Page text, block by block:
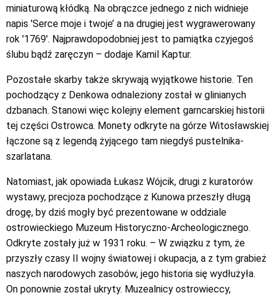
miniaturową kłódką. Na obrączce jednego z nich widnieje
napis 'Serce moje i twoje’ a na drugiej jest wygrawerowany
rok '1769′. Najprawdopodobniej jest to pamiątka czyjegoś
ślubu bądź zaręczyn – dodaje Kamil Kaptur.
Pozostałe skarby także skrywają wyjątkowe historie. Ten
pochodzący z Denkowa odnaleziony został w glinianych
dzbanach. Stanowi więc kolejny element garncarskiej historii
tej części Ostrowca. Monety odkryte na górze Witosławskiej
łączone są z legendą żyjącego tam niegdyś pustelnika-
szarlatana.
Natomiast, jak opowiada Łukasz Wójcik, drugi z kuratorów
wystawy, precjoza pochodzące z Kunowa przeszły długą
drogę, by dziś mogły być prezentowane w oddziale
ostrowieckiego Muzeum Historyczno-Archeologicznego.
Odkryte zostały już w 1931 roku. – W związku z tym, że
przyszły czasy II wojny światowej i okupacja, a z tym grabież
naszych narodowych zasobów, jego historia się wydłużyła.
On ponownie został ukryty. Muzealnicy ostrowieccy,